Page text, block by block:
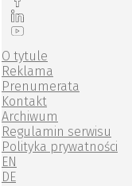
O tytule
Reklama
Prenumerata
Kontakt
Archiwum
Regulamin serwisu
Polityka prywatności
EN
DE